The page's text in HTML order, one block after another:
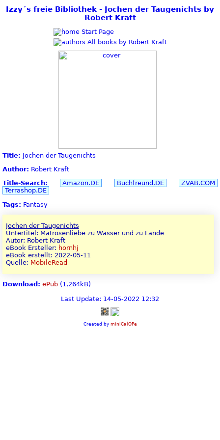
Izzy´s freie Bibliothek - Jochen der Taugenichts by
Robert Kraft
Start Page
All books by Robert Kraft
Title: Jochen der Taugenichts
Author: Robert Kraft
Title-Search:
Amazon.DE Buchfreund.DE
ZVAB.COM
Terrashop.DE
Tags: Fantasy
Jochen der Taugenichts
Untertitel: Matrosenliebe zu Wasser und zu Lande
Autor: Robert Kraft
eBook Ersteller: hornhj
eBook erstellt: 2022-05-11
Quelle: MobileRead
Download: ePub (1,264kB)
Last Update: 14-05-2022 12:32
Created by miniCalOPe